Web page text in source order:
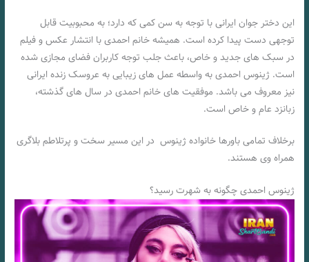
این دختر جوان ایرانی با توجه به سن کمی که دارد؛ به محبوبیت قابل
توجهی دست پیدا کرده است. همیشه خانم احمدی با انتشار عکس و فیلم
در سبک های جدید و خاص، باعث جلب توجه کاربران فضای مجازی شده
است. ژینوس احمدی به واسطه عمل های زیبایی به عروسک زنده ایرانی
نیز معروف می باشد. موفقیت های خانم احمدی در سال های گذشته،
زبانزد عام و خاص است.
برخلاف تمامی باورها خانواده ژینوس در این مسیر سخت و پرتلاطم بلاگری
همراه وی هستند.
ژینوس احمدی چگونه به شهرت رسید؟